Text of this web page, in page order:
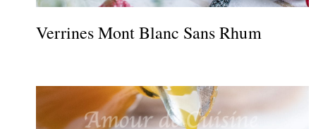
Verrines Mont Blanc Sans Rhum